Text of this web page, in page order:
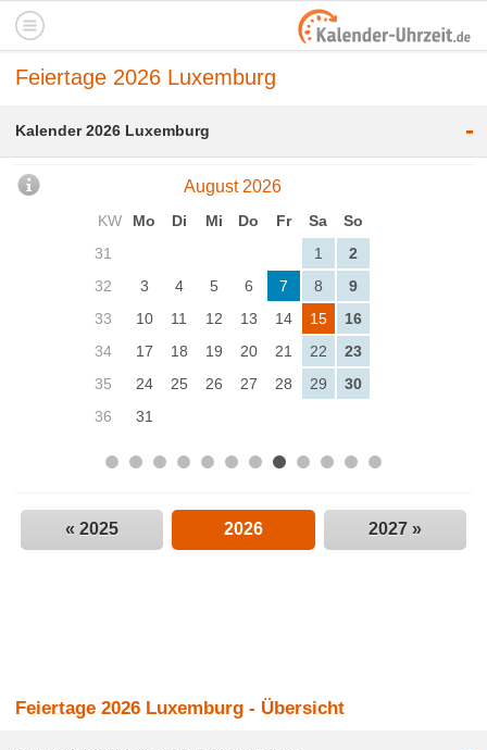
Feiertage 2026 Luxemburg
Kalender 2026 Luxemburg -
August 2026
KW Mo Di Mi Do Fr Sa
So
31
1
2
32
3 4 5 6 7 8
9
33
10 11 12 13 14 15
16
34
17 18 19 20 21 22
23
35
24 25 26 27 28 29
30
36
31
« 2025 2026 2027 »
Feiertage 2026 Luxemburg - Übersicht